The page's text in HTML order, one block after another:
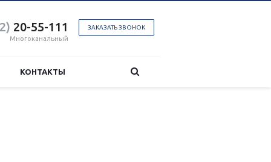
ЗАКАЗАТЬ ЗВОНОК
20-55-111
Многоканальный
КОНТАКТЫ